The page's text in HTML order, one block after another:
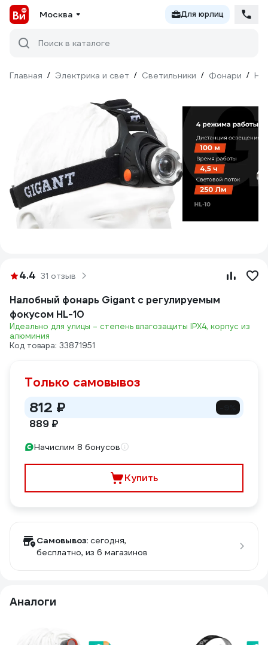
Москва Для юрлиц
Поиск в каталоге
Главная / Электрика и свет / Светильники / Фонари /
4.4 31 отзыв
Налобный фонарь Gigant с регулируемым
фокусом HL-10
Идеально для улицы – степень влагозащиты IPX4, корпус из
алюминия
Код товара: 33871951
Только самовывоз
812 ₽
889 ₽
Начислим 8 бонусов
Купить
Самовывоз: сегодня,
бесплатно, из 6 магазинов
Аналоги